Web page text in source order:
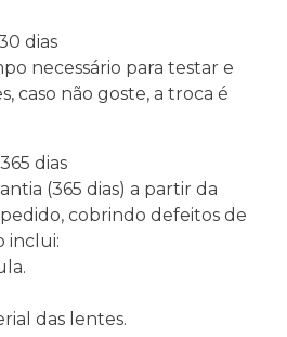
dias
necessário para testar e
caso não goste, a troca é
dias
(365 dias) a partir da
cobrindo defeitos de
inclui:
das lentes.